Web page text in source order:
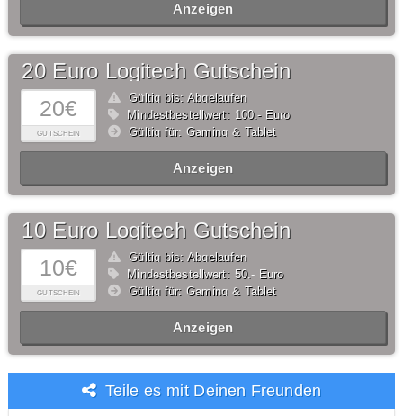
Anzeigen
20€
GUTSCHEIN
20 Euro Logitech Gutschein
Gültig bis: Abgelaufen
Mindestbestellwert: 100,- Euro
Gültig für: Gaming & Tablet
Anzeigen
10€
GUTSCHEIN
10 Euro Logitech Gutschein
Gültig bis: Abgelaufen
Mindestbestellwert: 50,- Euro
Gültig für: Gaming & Tablet
Anzeigen
Teile es mit Deinen Freunden